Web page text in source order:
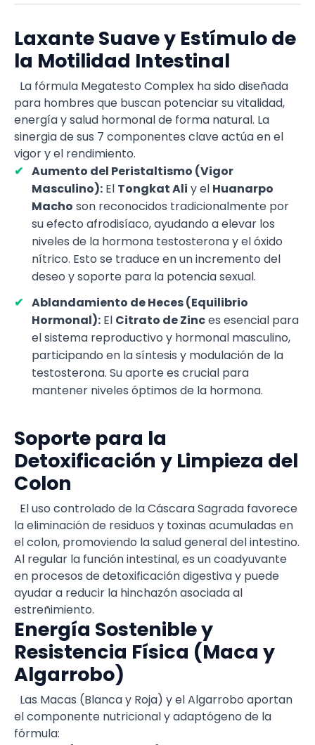
Laxante Suave y Estímulo de
la Motilidad Intestinal
La fórmula Megatesto Complex ha sido diseñada
para hombres que buscan potenciar su vitalidad,
energía y salud hormonal de forma natural. La
sinergia de sus 7 componentes clave actúa en el
vigor y el rendimiento.
Aumento del Peristaltismo (Vigor
Masculino): El Tongkat Ali y el Huanarpo
Macho son reconocidos tradicionalmente por
su efecto afrodisíaco, ayudando a elevar los
niveles de la hormona testosterona y el óxido
nítrico. Esto se traduce en un incremento del
deseo y soporte para la potencia sexual.
Ablandamiento de Heces (Equilibrio
Hormonal): El Citrato de Zinces esencial para
el sistema reproductivo y hormonal masculino,
participando en la síntesis y modulación de la
testosterona. Su aporte es crucial para
mantener niveles óptimos de la hormona.
Soporte para la
Detoxificación y Limpieza del
Colon
El uso controlado de la Cáscara Sagrada favorece
la eliminación de residuos y toxinas acumuladas en
el colon, promoviendo la salud general del intestino.
Al regular la función intestinal, es un coadyuvante
en procesos de detoxificación digestiva y puede
ayudar a reducir la hinchazón asociada al
estreñimiento.
Energía Sostenible y
Resistencia Física (Maca y
Algarrobo)
Las Macas (Blanca y Roja) y el Algarrobo aportan
el componente nutricional y adaptógeno de la
fórmula: